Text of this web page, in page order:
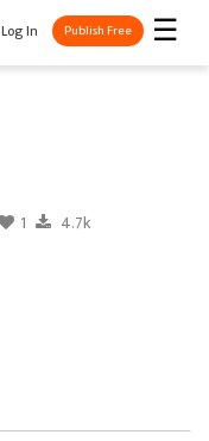
☰
Log In Publish Free
1 4.7k